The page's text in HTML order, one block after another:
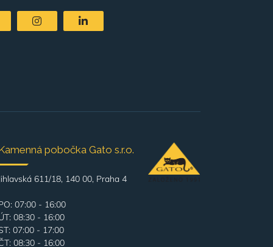
pobočka Gato s.r.o.
611/18, 140 00, Praha 4
07:00 - 16:00
08:30 - 16:00
07:00 - 17:00
08:30 - 16:00